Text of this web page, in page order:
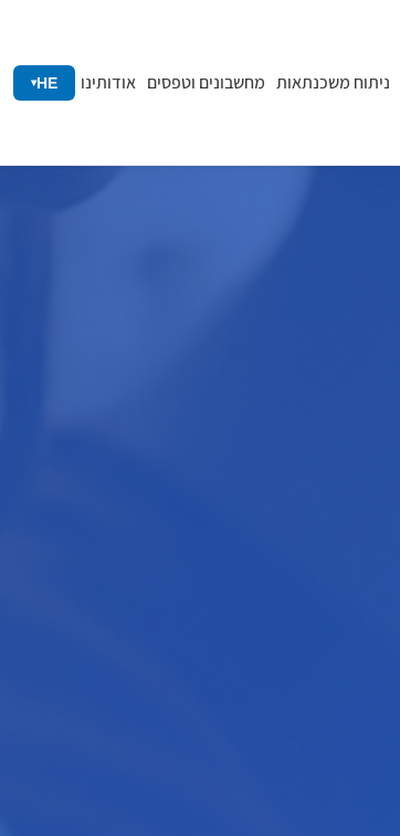
ניתוח משכנתאות מחשבונים וטפסים אודותינו HE
▾